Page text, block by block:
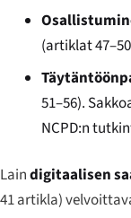
(artiklat
51–56).
NCPD:n
Laindigitaalisen
41 artikla)